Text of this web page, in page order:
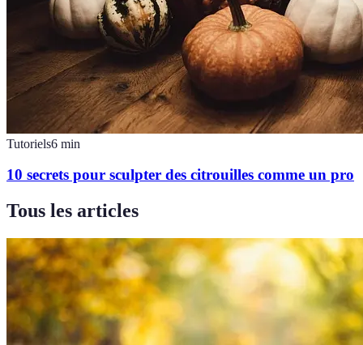
Tutoriels6 min
10 secrets pour sculpter des citrouilles comme un pro
Tous les articles